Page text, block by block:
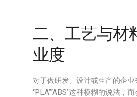
二、工艺与材
业度
对于做研发、设计或生产的企业
“PLA”“ABS”这种模糊的说法，